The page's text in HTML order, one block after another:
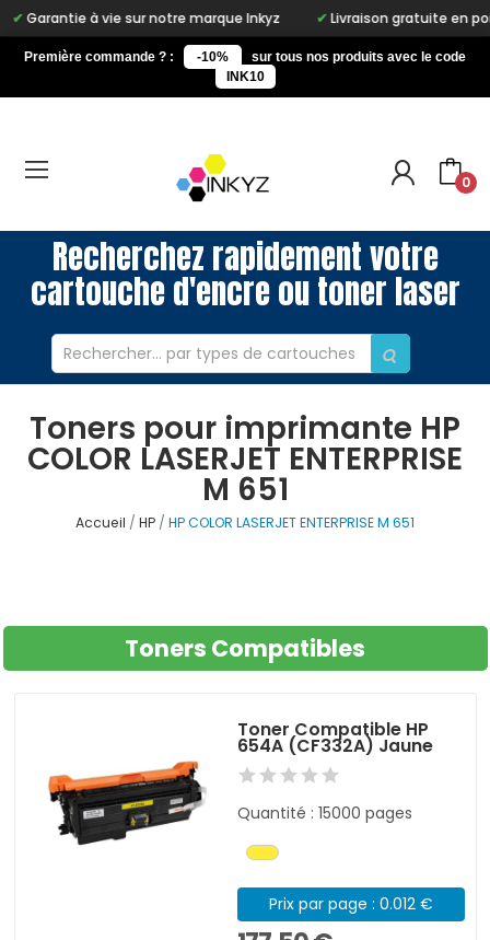
à vie sur notre marque Inkyz Livraison gratuite en point
Première commande ? : -10%
sur tous nos produits avec le code
INK10
0
Recherchez rapidement votre
cartouche d'encre ou toner laser
Toners pour imprimante HP
COLOR LASERJET ENTERPRISE
M 651
Accueil HP HP COLOR LASERJET ENTERPRISE M 651
Toners Compatibles
Toner Compatible HP
654A (CF332A) Jaune
Quantité : 15000 pages
Prix par page : 0.012 €